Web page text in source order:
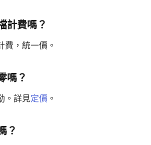
計費嗎？
費，統一價。
嗎？
。詳見定價 。
？